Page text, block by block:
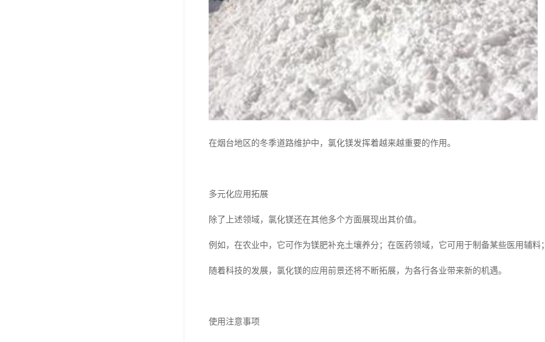
在烟台地区的冬季道路维护中，氯化镁发挥着越来越重要的作用。
多元化应用拓展
除了上述领域，氯化镁还在其他多个方面展现出其价值。
例如，在农业中，它可作为镁肥补充土壤养分；在医药领域，它可用于制备某些医用辅
随着科技的发展，氯化镁的应用前景还将不断拓展，为各行各业带来新的机遇。
使用注意事项